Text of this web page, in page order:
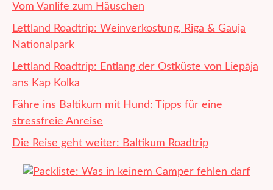
Vom Vanlife zum Häuschen
Lettland Roadtrip: Weinverkostung, Riga & Gauja
Nationalpark
Lettland Roadtrip: Entlang der Ostküste von Liepāja
ans Kap Kolka
Fähre ins Baltikum mit Hund: Tipps für eine
stressfreie Anreise
Die Reise geht weiter: Baltikum Roadtrip